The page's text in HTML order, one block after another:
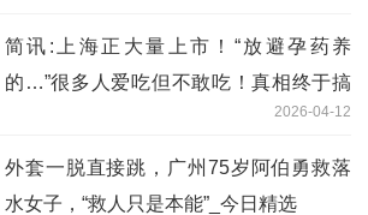
简讯:上海正大量上市！“放避孕药养
的…”很多人爱吃但不敢吃！真相终于搞
2026-04-12
外套一脱直接跳，广州75岁阿伯勇救落
水女子，“救人只是本能”_今日精选